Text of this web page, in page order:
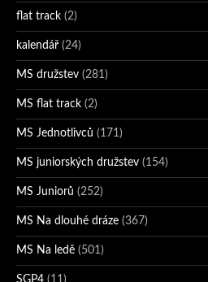
flat track (2)
kalendář (24)
MS družstev (281)
MS flat track (2)
MS Jednotlivců (171)
MS juniorských družstev (154)
MS Juniorů (252)
MS Na dlouhé dráze (367)
MS Na ledě (501)
SGP4 (11)